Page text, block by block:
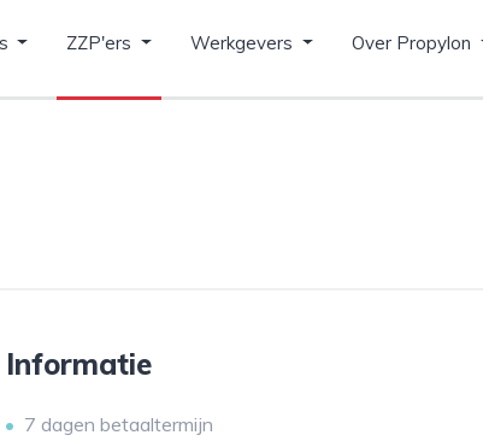
ZZP'ers Werkgevers Over Propylon
Informatie
7 dagen betaaltermijn